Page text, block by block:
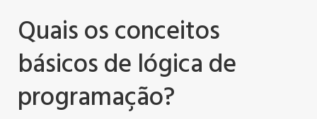
Quais os conceitos
básicos de lógica de
programação?